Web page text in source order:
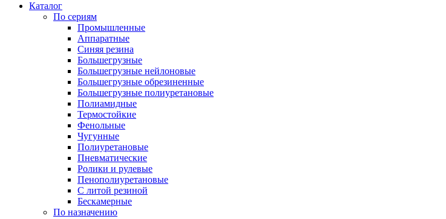
Каталог
По сериям
Промышленные
Аппаратные
Синяя резина
Большегрузные
Большегрузные нейлоновые
Большегрузные обрезиненные
Большегрузные полиуретановые
Полиамидные
Термостойкие
Фенольные
Чугунные
Полиуретановые
Пневматические
Ролики и рулевые
Пенополиуретановые
С литой резиной
Бескамерные
По назначению